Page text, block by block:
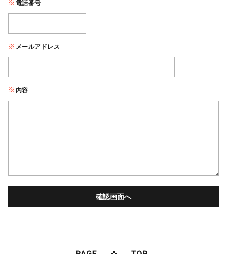
電話番号
メールアドレス
内容